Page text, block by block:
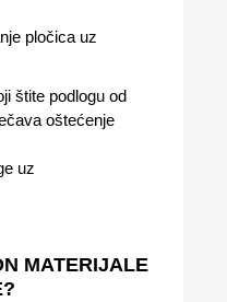
pločica uz
štite podlogu od
oštećenje
uz
MATERIJALE